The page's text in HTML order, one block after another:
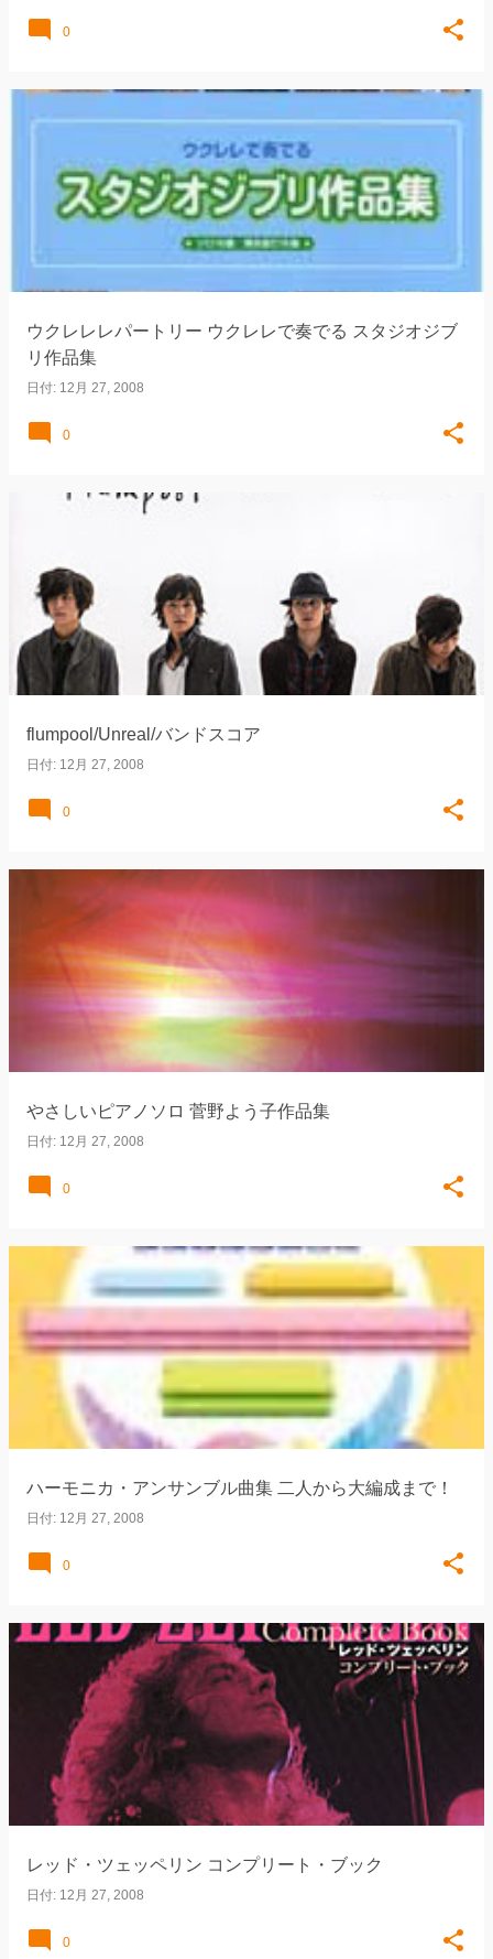
0
ウクレレレパートリー ウクレレで奏でる スタジオジブ
リ作品集
日付: 12月 27, 2008
0
flumpool/Unreal/バンドスコア
日付: 12月 27, 2008
0
やさしいピアノソロ 菅野よう子作品集
日付: 12月 27, 2008
0
ハーモニカ・アンサンブル曲集 二人から大編成まで！
日付: 12月 27, 2008
0
レッド・ツェッペリン コンプリート・ブック
日付: 12月 27, 2008
0